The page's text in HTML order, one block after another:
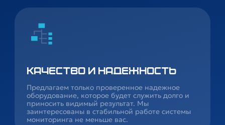
Качество и надежность
Предлагаем только проверенное надежное
оборудование, которое будет служить долго и
приносить видимый результат. Мы
заинтересованы в стабильной работе системы
мониторинга не меньше вас.